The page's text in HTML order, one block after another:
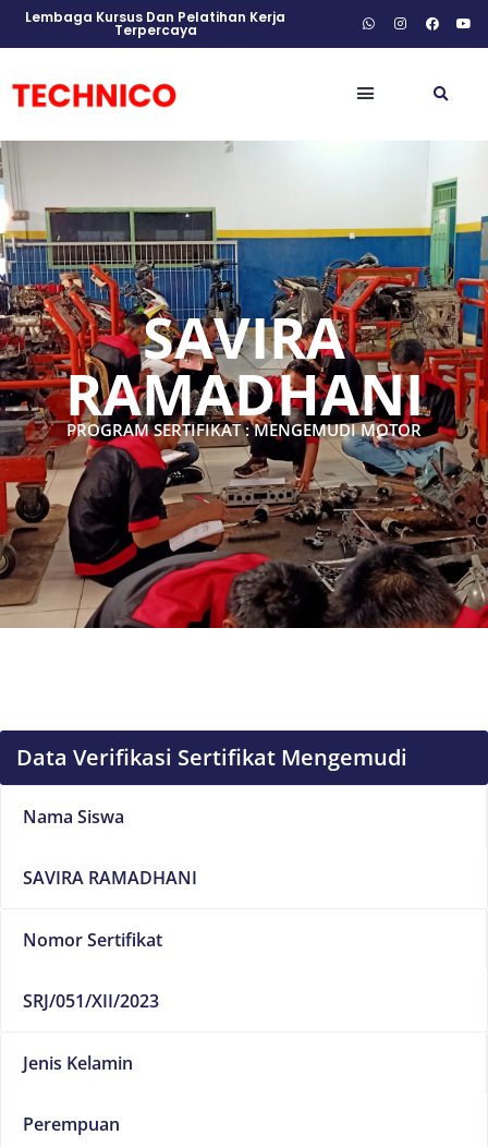
Lembaga Kursus Dan Pelatihan Kerja
Terpercaya
SAVIRA
RAMADHANI
PROGRAM SERTIFIKAT : MENGEMUDI MOTOR
Data Verifikasi Sertifikat Mengemudi
Nama Siswa
SAVIRA RAMADHANI
Nomor Sertifikat
SRJ/051/XII/2023
Jenis Kelamin
Perempuan